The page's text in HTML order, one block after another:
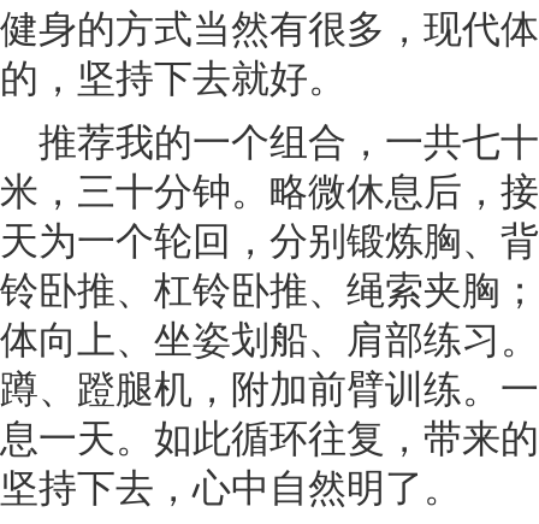
健身的方式当然有很多，现代
的，坚持下去就好。
推荐我的一个组合，一共七
米，三十分钟。略微休息后，
天为一个轮回，分别锻炼胸、
铃卧推、杠铃卧推、绳索夹胸
体向上、坐姿划船、肩部练习
蹲、蹬腿机，附加前臂训练。
息一天。如此循环往复，带来
坚持下去，心中自然明了。